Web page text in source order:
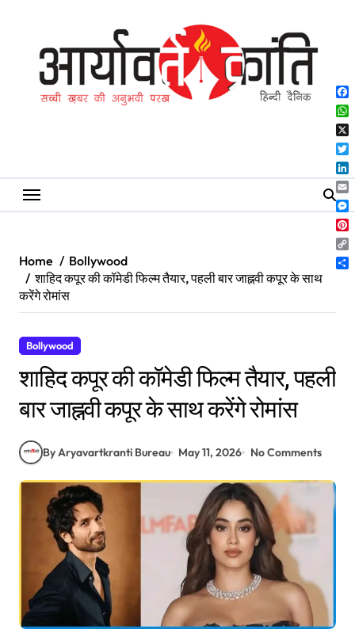
Home
Bollywood
शाहिद कपूर की कॉमेडी फिल्म तैयार, पहली बार जाह्नवी कपूर के साथ
करेंगे रोमांस
Bollywood
शाहिद कपूर की कॉमेडी फिल्म तैयार, पहली
बार जाह्नवी कपूर के साथ करेंगे रोमांस
By Aryavartkranti Bureau May 11, 2026 No Comments
X